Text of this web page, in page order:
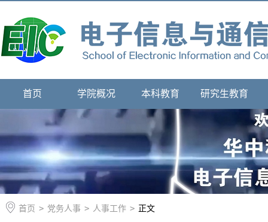
首页 学院概况 本科教育 研究生教育
首页 > 党务人事 > 人事工作 > 正文